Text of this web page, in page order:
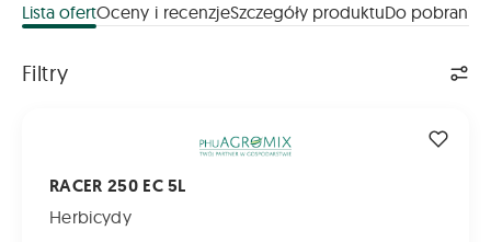
Lista ofertOceny i recenzjeSzczegóły produktuDo pobrania
Filtry
RACER 250 EC 5L
Herbicydy